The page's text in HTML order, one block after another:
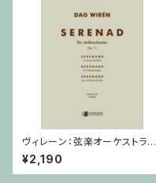
ヴィレーン：弦楽オーケストラの
ための セレナード Op.11 / ミ
ニチュアスコア
¥2,190